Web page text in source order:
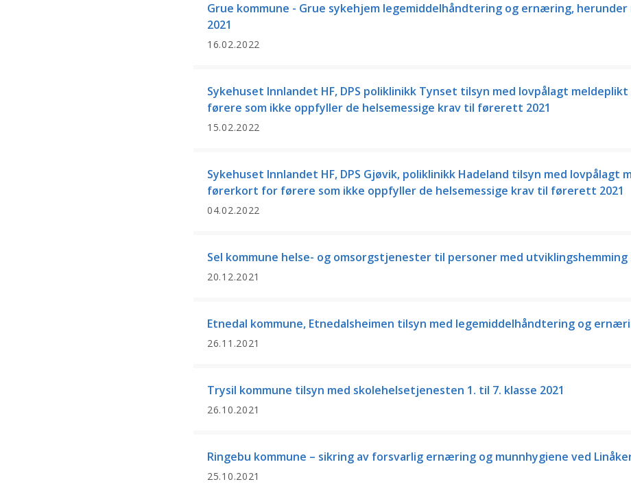
Grue kommune - Grue sykehjem legemiddelhåndtering og ernæring, herunder
2021
16.02.2022
Sykehuset Innlandet HF, DPS poliklinikk Tynset tilsyn med lovpålagt
førere som ikke oppfyller de helsemessige krav til førerett 2021
15.02.2022
Sykehuset Innlandet HF, DPS Gjøvik, poliklinikk Hadeland tilsyn med lovpålagt
førerkort for førere som ikke oppfyller de helsemessige krav til førerett 2021
04.02.2022
Sel kommune helse- og omsorgstjenester til personer med utviklingshemming
20.12.2021
Etnedal kommune, Etnedalsheimen tilsyn med legemiddelhåndtering og
26.11.2021
Trysil kommune tilsyn med skolehelsetjenesten 1. til 7. klasse 2021
26.10.2021
Ringebu kommune – sikring av forsvarlig ernæring og munnhygiene ved
25.10.2021